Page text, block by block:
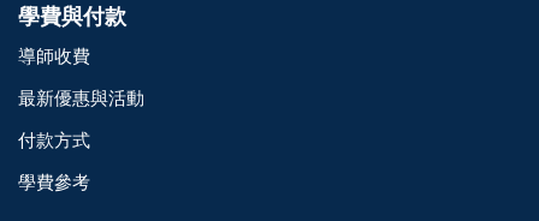
學費與付款
導師收費
最新優惠與活動
付款方式
學費參考